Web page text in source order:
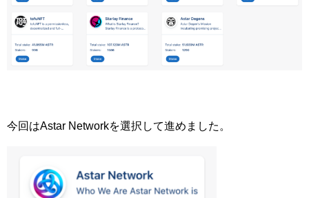
今回はAstar Networkを選択して進めました。